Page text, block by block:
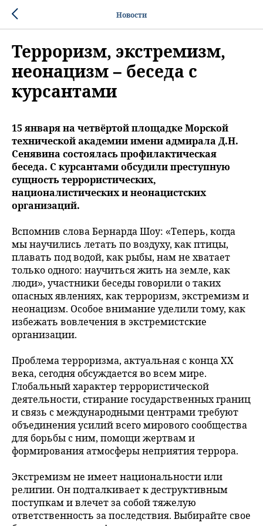
Новости
Терроризм, экстремизм,
неонацизм – беседа с
курсантами
15 января на четвёртой площадке Морской
технической академии имени адмирала Д.Н.
Сенявина состоялась профилактическая
беседа. С курсантами обсудили преступную
сущность террористических,
националистических и неонацистских
организаций.
Вспомнив слова Бернарда Шоу: «Теперь, когда
мы научились летать по воздуху, как птицы,
плавать под водой, как рыбы, нам не хватает
только одного: научиться жить на земле, как
люди», участники беседы говорили о таких
опасных явлениях, как терроризм, экстремизм и
неонацизм. Особое внимание уделили тому, как
избежать вовлечения в экстремистские
организации.
Проблема терроризма, актуальная с конца XX
века, сегодня обсуждается во всем мире.
Глобальный характер террористической
деятельности, стирание государственных границ
и связь с международными центрами требуют
объединения усилий всего мирового сообщества
для борьбы с ним, помощи жертвам и
формирования атмосферы неприятия террора.
Экстремизм не имеет национальности или
религии. Он подталкивает к деструктивным
поступкам и влечет за собой тяжелую
ответственность за последствия. Выбирайте свое